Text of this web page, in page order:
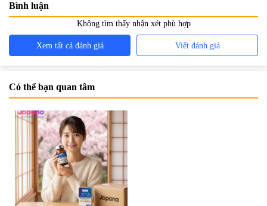
Bình luận
Không tìm thấy nhận xét phù hợp
Xem tất cả đánh giá Viết đánh giá
Có thể bạn quan tâm